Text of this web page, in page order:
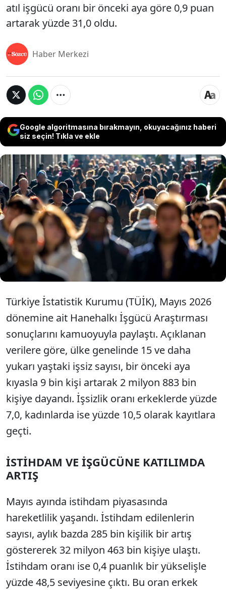
atıl işgücü oranı bir önceki aya göre 0,9 puan
artarak yüzde 31,0 oldu.
Haber Merkezi
Google algoritmasına bırakmayın, okuyacağınız haberi
siz seçin! Tıkla ve ekle
TÜİK'in açıkladığı verilere göre mayıs
ayında atıl işgücü oranı bir önceki aya
göre 0,9 puan artarak yüzde 31,0 oldu.
Türkiye İstatistik Kurumu (TÜİK), Mayıs 2026
dönemine ait Hanehalkı İşgücü Araştırması
sonuçlarını kamuoyuyla paylaştı. Açıklanan
verilere göre, ülke genelinde 15 ve daha
yukarı yaştaki işsiz sayısı, bir önceki aya
kıyasla 9 bin kişi artarak 2 milyon 883 bin
kişiye dayandı. İşsizlik oranı erkeklerde yüzde
7,0, kadınlarda ise yüzde 10,5 olarak kayıtlara
geçti.
İSTİHDAM VE İŞGÜCÜNE KATILIMDA
ARTIŞ
Mayıs ayında istihdam piyasasında
hareketlilik yaşandı. İstihdam edilenlerin
sayısı, aylık bazda 285 bin kişilik bir artış
göstererek 32 milyon 463 bin kişiye ulaştı.
İstihdam oranı ise 0,4 puanlık bir yükselişle
yüzde 48,5 seviyesine çıktı. Bu oran erkek